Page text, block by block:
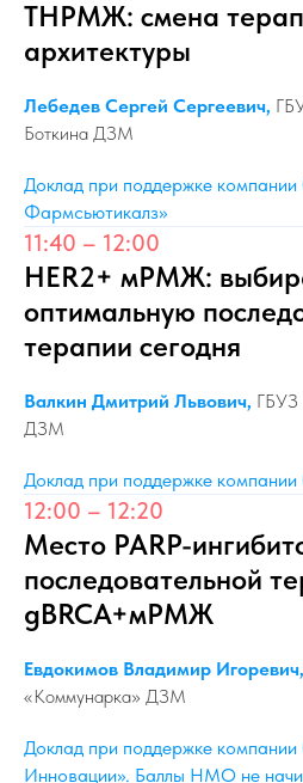
ТНРМЖ: смена
архитектуры
Лебедев Сергей Сергеевич,
Боткина ДЗМ
Доклад при поддержке
Фармсьютикалз»
11:40 – 12:00
HER2+ мРМЖ:
оптимальную
терапии сегодня
Валкин Дмитрий Львович,
ДЗМ
Доклад при поддержке
12:00 – 12:20
Место PARP-
последовательной
gBRCA+мРМЖ
Евдокимов Владимир Игоревич,
«Коммунарка» ДЗМ
Доклад при поддержке
Инновации». Баллы НМО не